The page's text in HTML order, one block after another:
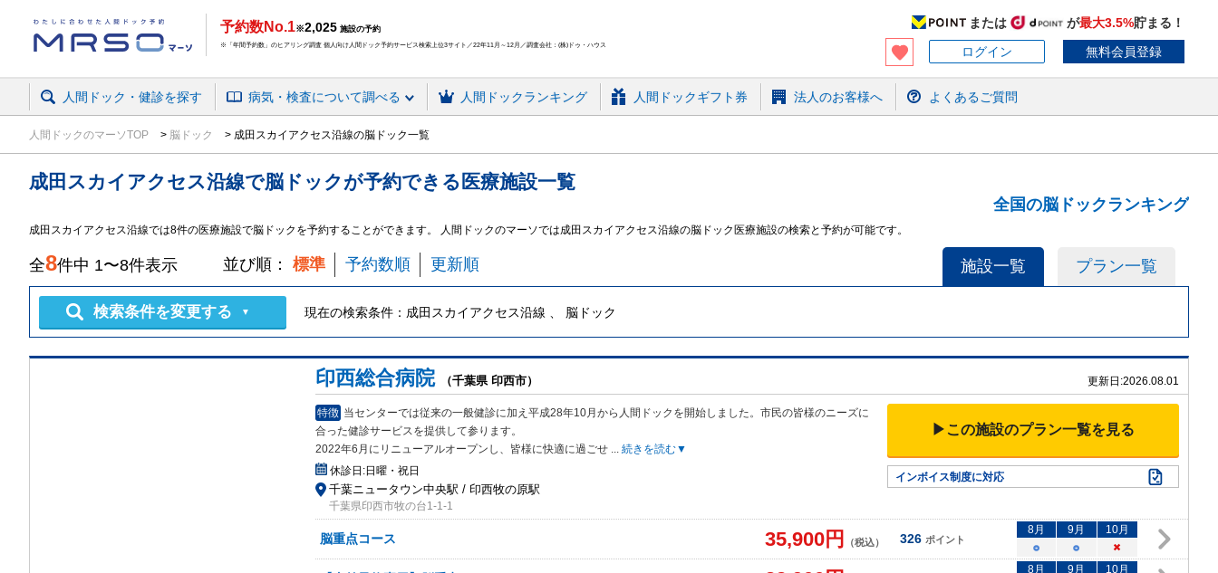
予約数No.1※2,025 施設の予約
※「年間予約数」のヒアリング調査 個人向け人間ドック予約サービス検索上位3サイト／22年11月～12月／調査会社：(株)ドゥ・ハウス
または が最大3.5%貯まる！
ログイン
無料会員登録
人間ドック・健診を探す 病気・検査について調べる 人間ドックランキング 人間ドックギフト券 法人のお客様へ よくあるご質問
人間ドックのマーソTOP 脳ドック 成田スカイアクセス沿線の脳ドック一覧
成田スカイアクセス沿線で脳ドックが予約できる 医療施設一覧
全国の脳ドックランキング
成田スカイアクセス沿線では8件の医療施設で脳ドックを予約することができます。 人間ドックのマーソでは成田スカイアクセス沿線の脳ドック医療施設の検索と予約が可能です。
施設一覧 プラン一覧
全8件中 1〜8件表示 並び順： 標準 予約数順 更新順
検索条件を変更する ▼ 現在の検索条件： 成田スカイアクセス沿線 、 脳ドック
印西総合病院 （千葉県 印西市） 更新日:2026.08.01
特徴 当センターでは従来の一般健診に加え平成28年10月から人間ドックを開始しました。市民の皆様のニーズに
合った健診サービスを提供して参ります。
2022年6月にリニューアルオープンし、皆様に快適に過ごせ ... 続きを読む▼
休診日:日曜・祝日
千葉ニュータウン中央駅 / 印西牧の原駅
千葉県印西市牧の台1-1-1
▶この施設のプラン一覧を見る
インボイス制度に対応
脳重点コース 35,900円 （税込） 326 ポイント
8月 9月 10月
○
○ ×
8月 9月 10月